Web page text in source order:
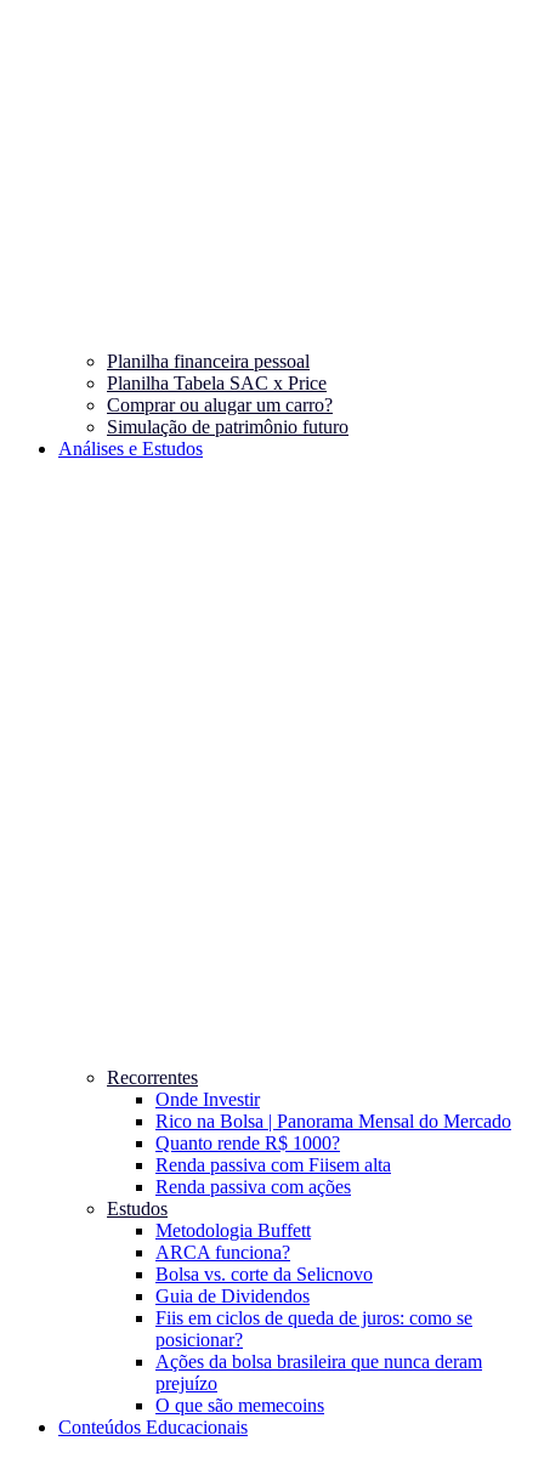
Planilha financeira pessoal
Planilha Tabela SAC x Price
Comprar ou alugar um carro?
Simulação de patrimônio futuro
Análises e Estudos
Recorrentes
Onde Investir
Rico na Bolsa | Panorama Mensal do Mercado
Quanto rende R$ 1000?
Renda passiva com Fiisem alta
Renda passiva com ações
Estudos
Metodologia Buffett
ARCA funciona?
Bolsa vs. corte da Selicnovo
Guia de Dividendos
Fiis em ciclos de queda de juros: como se
posicionar?
Ações da bolsa brasileira que nunca deram
prejuízo
O que são memecoins
Conteúdos Educacionais